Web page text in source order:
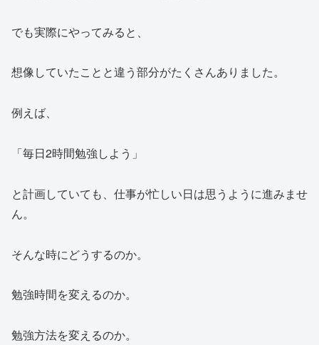
でも実際にやってみると、
想像していたことと違う部分がたくさんありました。
例えば、
「毎日2時間勉強しよう」
と計画していても、仕事が忙しい日は思うように進みませ
ん。
そんな時にどうするのか。
勉強時間を変えるのか。
勉強方法を変えるのか。